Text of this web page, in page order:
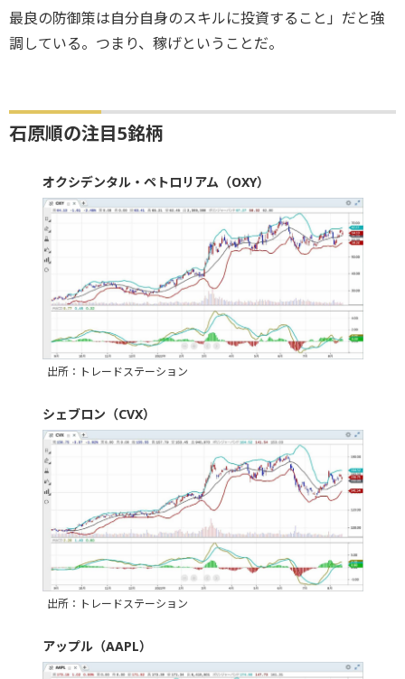
最良の防御策は自分自身のスキルに投資すること」だと強
調している。つまり、稼げということだ。
石原順の注目5銘柄
オクシデンタル・ペトロリアム（OXY）
出所：トレードステーション
シェブロン（CVX）
出所：トレードステーション
アップル（AAPL）